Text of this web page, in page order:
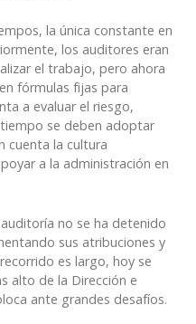
la única constante en
los auditores eran
el trabajo, pero ahora
fórmulas fijas para
a evaluar el riesgo,
se deben adoptar
cuenta la cultura
a la administración en
no se ha detenido
sus atribuciones y
es largo, hoy se
alto de la Dirección e
ante grandes desafíos.